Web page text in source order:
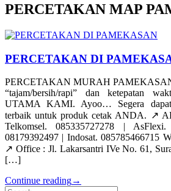
PERCETAKAN MAP
PERCETAKAN DI
PERCETAKAN MURAH
“tajam/bersih/rapi” dan ketepatan
UTAMA KAMI. Ayoo… Segera
terbaik untuk produk cetak ANDA. ↗️
Telkomsel. 085335727278 |
08179392497 | Indosat. 085785466715
↗️ Office : Jl. Lakarsantri IVe No. 61,
[…]
Continue reading→